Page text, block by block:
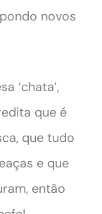
novos
‘chata’,
que é
que tudo
e que
então